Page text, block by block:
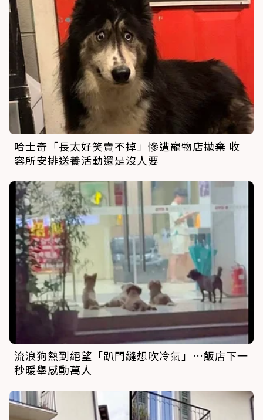
哈士奇「長太好笑賣不掉」慘遭寵物店拋棄 收
容所安排送養活動還是沒人要
流浪狗熱到絕望「趴門縫想吹冷氣」…飯店下一
秒暖舉感動萬人